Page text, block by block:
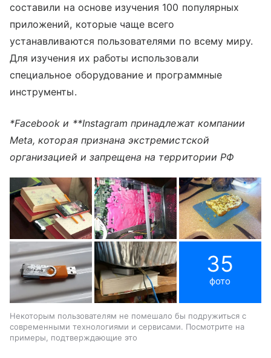
составили на основе изучения 100 популярных
приложений, которые чаще всего
устанавливаются пользователями по всему миру.
Для изучения их работы использовали
специальное оборудование и программные
инструменты.
*Facebook и **Instagram принадлежат компании
Meta, которая признана экстремистской
организацией и запрещена на территории РФ
35
фото
Некоторым пользователям не помешало бы подружиться с
современными технологиями и сервисами. Посмотрите на
примеры, подтверждающие это